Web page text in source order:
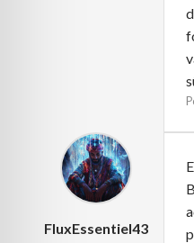
FluxEssentiel43